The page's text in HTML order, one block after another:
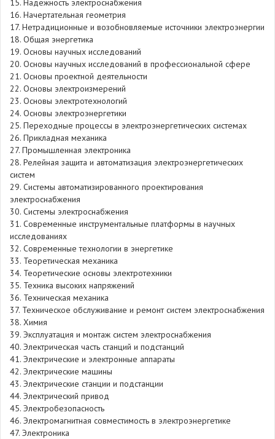
15. Надежность электроснабжения
16. Начертательная геометрия
17. Нетрадиционные и возобновляемые источники электроэнергии
18. Общая энергетика
19. Основы научных исследований
20. Основы научных исследований в профессиональной сфере
21. Основы проектной деятельности
22. Основы электроизмерений
23. Основы электротехнологий
24. Основы электроэнергетики
25. Переходные процессы в электроэнергетических системах
26. Прикладная механика
27. Промышленная электроника
28. Релейная защита и автоматизация электроэнергетических
систем
29. Системы автоматизированного проектирования
электроснабжения
30. Системы электроснабжения
31. Современные инструментальные платформы в научных
исследованиях
32. Современные технологии в энергетике
33. Теоретическая механика
34. Теоретические основы электротехники
35. Техника высоких напряжений
36. Техническая механика
37. Техническое обслуживание и ремонт систем электроснабжения
38. Химия
39. Эксплуатация и монтаж систем электроснабжения
40. Электрическая часть станций и подстанций
41. Электрические и электронные аппараты
42. Электрические машины
43. Электрические станции и подстанции
44. Электрический привод
45. Электробезопасность
46. Электромагнитная совместимость в электроэнергетике
47. Электроника